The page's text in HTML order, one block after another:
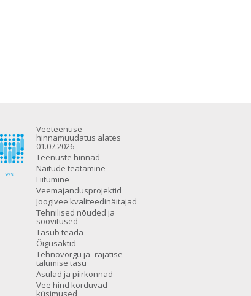
Veeteenuse
hinnamuudatus alates
01.07.2026
Teenuste hinnad
Näitude teatamine
Liitumine
Veemajandusprojektid
Joogivee kvaliteedinäitajad
Tehnilised nõuded ja
soovitused
Tasub teada
Õigusaktid
Tehnovõrgu ja -rajatise
talumise tasu
Asulad ja piirkonnad
Vee hind korduvad
küsimused